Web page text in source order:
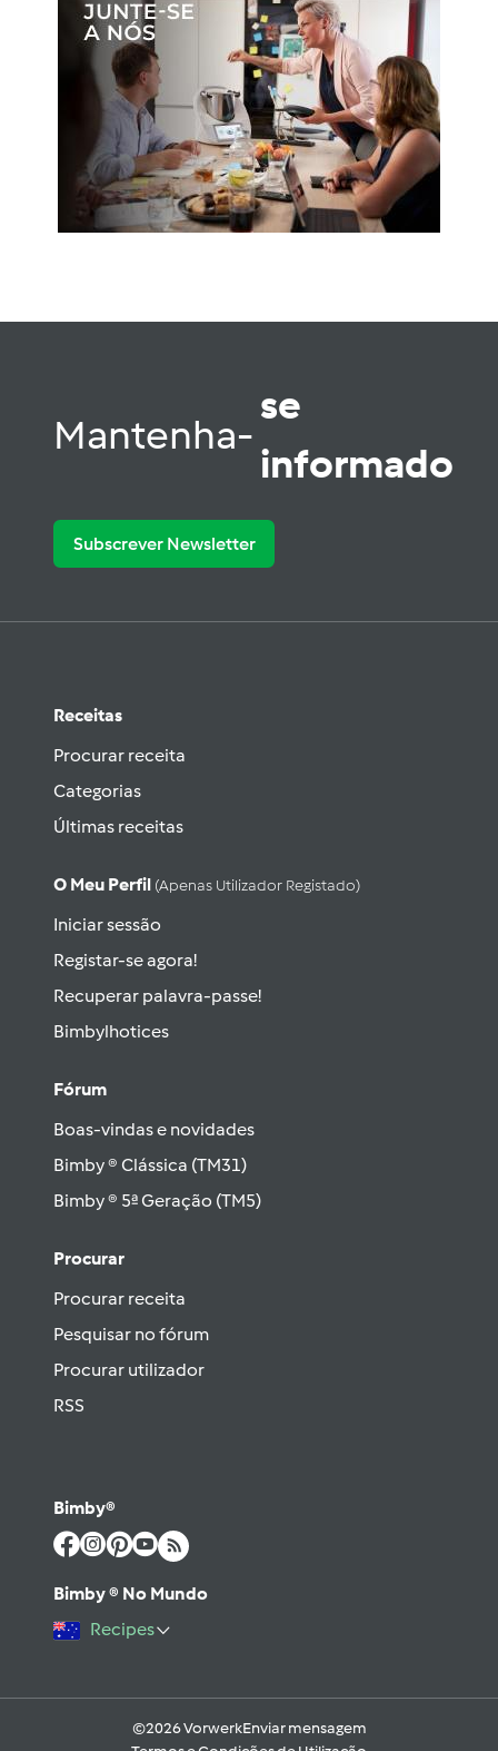
Mantenha-
se
informado
Subscrever Newsletter
Receitas
Procurar receita
Categorias
Últimas receitas
O Meu Perfil (apenas Utilizador Registado)
Iniciar sessão
Registar-se agora!
Recuperar palavra-passe!
Bimbylhotices
Fórum
Boas-vindas e novidades
Bimby ® Clássica (TM31)
Bimby ® 5ª Geração (TM5)
Procurar
Procurar receita
Pesquisar no fórum
Procurar utilizador
RSS
Bimby®
Bimby ® No Mundo
Recipes
©2026 VorwerkEnviar mensagem